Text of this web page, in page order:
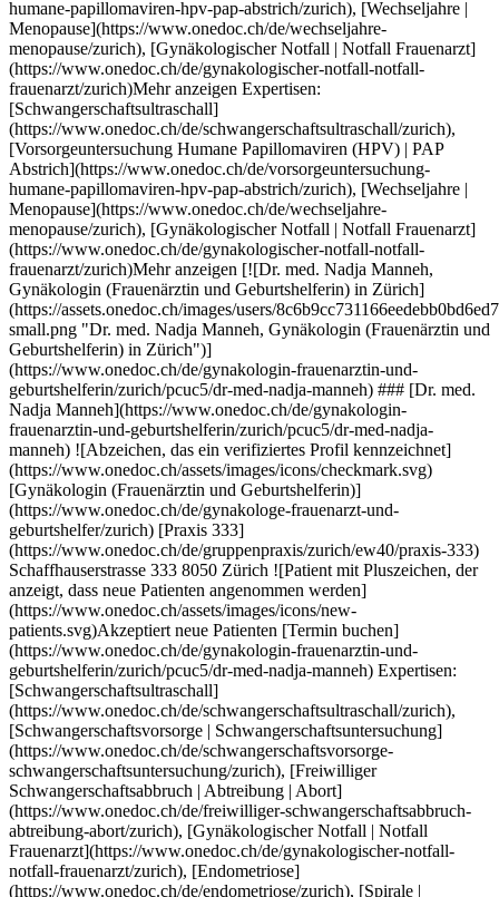
enarztin-und-geburtshelferin/zurich/pcuc5/dr-med-nadja-manneh) Expertisen:[Schwangerschaftsultraschall](https://www.onedoc.ch/de/schwangerschaftsultraschall/zurich), [Schwangerschaftsvorsorge | Schwangerschaftsuntersuchung](https://www.onedoc.ch/de/schwangerschaftsvorsorge-schwangerschaftsuntersuchung/zurich), [Freiwilliger Schwangerschaftsabbruch | Abtreibung | Abort](https://www.onedoc.ch/de/freiwilliger-schwangerschaftsabbruch-abtreibung-abort/zurich), [Gynäkologischer Notfall | Notfall Frauenarzt](https://www.onedoc.ch/de/gynakologischer-notfall-notfall-frauenarzt/zurich), [Endometriose](https://www.onedoc.ch/de/endometriose/zurich), [Spirale | Spiraleinlage | Intrauterinpessar (IUP)](https://www.onedoc.ch/de/spirale-spiraleinlage-intrauterinpessar-iup/zurich), [Vorsorgeuntersuchung Humane Papillomaviren (HPV) | PAP Abstrich](https://www.onedoc.ch/de/vorsorgeuntersuchung-humane-papillomaviren-hpv-pap-abstrich/zurich), [Wechseljahre | Menopause](https://www.onedoc.ch/de/wechseljahre-menopause/zurich), [Familienplanung](https://www.onedoc.ch/de/familienplanung/zurich)Mehr anzeigen Expertisen:[Schwangerschaftsultraschall](https://www.onedoc.ch/de/schwangerschaftsultraschall/zurich), [Schwangerschaftsvorsorge | Schwangerschaftsuntersuchung](https://www.onedoc.ch/de/schwangerschaftsvorsorge-schwangerschaftsuntersuchung/zurich), [Freiwilliger Schwangerschaftsabbruch | Abtreibung | Abort](https://www.onedoc.ch/de/freiwilliger-schwangerschaftsabbruch-abtreibung-abort/zurich), [Gynäkologischer Notfall | Notfall Frauenarzt](https://www.onedoc.ch/de/gynakologischer-notfall-notfall-frauenarzt/zurich), [Endometriose](https://www.onedoc.ch/de/endometriose/zurich), [Spirale | Spiraleinlage | Intrauterinpessar (IUP)](https://www.onedoc.ch/de/spirale-spiraleinlage-intrauterinpessar-iup/zurich), [Vorsorgeuntersuchung Humane Papillomaviren (HPV) | PAP Abstrich](https://www.onedoc.ch/de/vorsorgeuntersuchung-humane-papillomaviren-hpv-pap-abstrich/zurich), [Wechseljahre | Menopause](https://www.onedoc.ch/de/wechseljahre-menopause/zurich), [Familienplanung](https://www.onedoc.ch/de/familienplanung/zurich)Mehr anzeigen [![Frau Nicola Muhl, Gynäkologin (Frauenärztin und Geburtshelferin) in Zürich](https://assets.onedoc.ch/images/users/607441110e92ee0f72b0172353d59927d8709cee7ec8b0d3c59bd7e2bda54698-small.jpg "Frau Nicola Muhl, Gynäkologin (Frauenärztin und Geburtshelferin) in Zürich")](https://www.onedoc.ch/de/gynakologin-frauenarztin-und-geburtshelferin/zurich/pc1m3/nicola-muhl) ### [Frau Nicola Muhl](https://www.onedoc.ch/de/gynakologin-frauenarztin-und-geburtshelferin/zurich/pc1m3/nicola-muhl) ![Abzeichen, das ein verifiziertes Profil kennzeichnet](https://www.onedoc.ch/assets/images/icons/checkmark.svg) [Gynäkologin (Frauenärztin und Geburtshelferin)](https://www.onedoc.ch/de/gynakologe-frauenarzt-und-geburtshelfer/zurich) [Ärztezentrum Oerlikon](https://www.onedoc.ch/de/medizinisches-zentrum/zurich/ebegu/arztezentrum-oerlikon) Thurgauerstrasse 30 8050 Zürich ![Patient mit Pluszeichen, der anzeigt, dass neue Patienten angenommen werden](https://www.onedoc.ch/assets/images/icons/new-patients.svg)Akzeptiert neue Patienten [Termin buchen](https://www.onedoc.ch/de/gynakologin-frauenarztin-und-geburtshelferin/zurich/pc1m3/nicola-muhl) Expertisen:[Schwangerschaftsultraschall](https://www.onedoc.ch/de/schwangerschaftsultraschall/zurich), [Vorsorgeuntersuchung | Check up](https://www.onedoc.ch/de/vorsorgeuntersuchung-check-up/zurich), [Familienplanung](https://www.onedoc.ch/de/familienplanung/zurich), [Hormonanalyse](https://www.onedoc.ch/de/hormonanalyse/zurich), [Verhütung](https://www.onedoc.ch/de/verhutung/zurich), [Geburt](https://www.onedoc.ch/de/geburt/zurich), [Harnwegsinfektion | Zystitis | Blasenentzündung](https://www.onedoc.ch/de/harnwegsinfektion-zystitis-blasenentzundung/zurich), [Wechseljahre | Menopause](https://www.onedoc.ch/de/wechseljahre-menopause/zurich), [Schwangerschaftsvorsorge | Schwangerschaftsuntersuchung](https://www.onedoc.ch/de/schwangerschaftsvorsorge-schwangerschaftsuntersuchung/zurich)Mehr anzeigen Expertisen:[Schwangerschaftsultraschall](https://www.onedoc.ch/de/schwangerschaftsultraschall/zurich), [Vorsorgeuntersuchung | Check up](https://www.onedoc.ch/de/vorsorgeuntersuchung-check-up/zurich), [Familienplanung](https://www.onedoc.ch/de/familienplanung/zurich), [Hormonanalyse](https://www.onedoc.ch/de/hormonanalyse/zurich), [Verhütung](https://www.onedoc.ch/de/verhutung/zurich), [Geburt](https://www.onedoc.ch/de/geburt/zurich), [Harnwegsinfektion | Zystitis | Blasenentzündung](https://www.onedoc.ch/de/harnwegsinfektion-zystitis-blasenentzundung/zurich), [Wechseljahre | Menopause](https://www.onedoc.ch/de/wechseljahre-menopause/zurich), [Schwangerschaftsvorsorge | Schwangerschaftsuntersuchung](https://www.onedoc.ch/de/schwangerschaftsvorsorge-schwangerschaftsuntersuchung/zurich)Mehr anzeigen [![Dr. med. Angelika Assemi, Gynäkologin (Frauenärztin und Geburtshelferin) in Kloten](https://assets.onedoc.ch/images/users/77bd251fa7d3adc17066e55250265e5f476de50babcea85e8007404132365e4a.jpg "Dr. med. Angelika Assemi, Gynäkologin (Frauenärztin und Geburtshelferin) in Kloten")](https://www.onedoc.ch/de/gynakologin-frauenarztin-und-geburtshelferin/kloten/pc1i3/dr-med-angelika-assemi) ### [Dr. med. Angelika Assemi](https://www.onedoc.ch/de/gynakologin-frauenarztin-und-geburtshelferin/kloten/pc1i3/dr-med-angelika-assemi) ![Abzeichen, das ein verifiziertes Profil kennzeichnet](https://www.onedoc.ch/assets/images/icons/checkmark.svg) [Gynäkologin (Frauenärztin und Geburtshelferin)](https://www.onedoc.ch/de/gynakologe-frauenarzt-und-geburtshelfer/kloten) [Frauenärzte Kloten AG](https://www.onedoc.ch/de/medizinische-praxis/kloten/e876/frauenarzte-kloten-ag) Marktgasse 7 8302 Kloten ![Patient mit Pluszeichen, der anzeigt, dass neue Patienten angenommen werden](https://www.onedoc.ch/assets/images/icons/new-patients.svg)Akzeptiert neue Patienten [Termin buchen](https://www.onedoc.ch/de/gynakologin-frauenarztin-und-geburtshelferin/kloten/pc1i3/dr-med-angelika-assemi) Expertisen:[Schwangerschaftsultraschall](https://www.onedoc.ch/de/schwangerschaftsultraschall/kloten), [Vorsorgeuntersuchung | Check up](https://www.onedoc.ch/de/vorsorgeuntersuchung-check-up/kloten), [Hormonanalyse](https://www.onedoc.ch/de/hormonanalyse/kloten), [Verhütung](https://www.onedoc.ch/de/verhutung/kloten), [Kindergynäkologie | Jugendgynäkologie](https://www.onedoc.ch/de/kindergynakologie-jugendgynakologie/kloten), [Geburt](https://www.onedoc.ch/de/geburt/kloten), [4D Schwangerschaftsultraschall](https://www.onedoc.ch/de/4d-schwangerschaftsultraschall/kloten), [Bauchspiegelung | Laparoskopie](https://www.onedoc.ch/de/bauchspiegelung-laparoskopie/kloten), [Brustkrebs | Mammakarzinom](https://www.onedoc.ch/de/brustkrebs-mammakarzinom/kloten)Mehr anzeigen Expertisen:[Schwangerschaftsultraschall](https://www.onedoc.ch/de/schwangerschaftsultraschall/kloten), [Vorsorgeuntersuchung | Check up](https://www.onedoc.ch/de/vorsorgeuntersuchung-check-up/kloten), [Hormonanalyse](https://www.onedoc.ch/de/hormonanalyse/kloten), [Verhütung](https://www.onedoc.ch/de/verhutung/kloten), [Kindergynäkologie | Jugendgynäkologie](https://www.onedoc.ch/de/kindergynakologie-jugendgynakologie/kloten), [Geburt](https://www.onedoc.ch/de/geburt/kloten), [4D Schwangerschaftsultraschall](https://www.onedoc.ch/de/4d-schwangerschaftsultraschall/kloten), [Bauchspiegelung | Laparoskopie](https://www.onedoc.ch/de/bauchspiegelung-laparoskopie/kloten), [Brustkrebs | Mammakarzinom](https://www.onedoc.ch/de/brustkrebs-mammakarzinom/kloten)Mehr anzeigen [![Dr. med. Evelin Beizermann, Gynäkologin (Frauenärztin und Geburtshelferin) in Kloten](https://assets.onedoc.ch/images/users/2de6bcd2bae1c1a6b86922222cb939f2a660eb603c84a7e4d1846c3f31915bf4-small.jpg "Dr. med. Evelin Beizermann, Gynäkologin (Frauenärztin und Geburtshelferin) in Kloten")](https://www.onedoc.ch/de/gynakologin-frauenarztin-und-geburtshelferin/kloten/pc1i4/dr-med-evelin-beizermann) ### [Dr. med. Evelin Beizermann](https://www.onedoc.ch/de/gynakologin-frauenarztin-und-geburtshelferin/kloten/pc1i4/dr-med-evelin-beizermann) ![Abzeichen, das ein verifiziertes Profil kennzeichnet](https://www.onedoc.ch/assets/images/icons/checkmark.svg) [Gynäkologin (Frauenärztin und Geburtshelferin)](https://www.onedoc.ch/de/gynakologe-frauenarzt-und-geburtshelfer/kloten) [Frauenärzte Kloten AG](https://www.onedoc.ch/de/medizinische-praxis/kloten/e876/frauenarzte-kloten-ag) Marktgasse 7 8302 Kloten ![Patient mit Pluszeichen, der anzeigt, dass neue Patienten angenommen werden](https://www.onedoc.ch/assets/images/icons/new-patients.svg)Akzeptiert neue Patienten [Termin buchen](https://www.onedoc.ch/de/gynakologin-frauenarztin-und-geburtshelferin/kloten/pc1i4/dr-med-evelin-beizermann) Expertisen:[Schwangerschaftsultraschall](https://www.onedoc.ch/de/schwangerschaftsultraschall/kloten), [Vorsorgeuntersuchung | Check up](https://www.onedoc.ch/de/vorsorgeuntersuchung-check-up/kloten), [Hormonanalyse](https://www.onedoc.ch/de/hormonanalyse/kloten), [Verhütung](https://www.onedoc.ch/de/verhutung/kloten), [Kindergynäkologie | Jugendgynäkologie](https://www.onedoc.ch/de/kindergynakologie-jugendgynakologie/kloten), [Geburt](https://www.onedoc.ch/de/geburt/kloten), [4D Schwangerschaftsultraschall](https://www.onedoc.ch/de/4d-schwangerschaftsultraschall/kloten), [Bauchspiegelung | Laparoskopie](https://www.onedoc.ch/de/bauchspiegelung-laparoskopie/kloten), [Brustkrebs | Mammakarzinom](https://www.onedoc.ch/de/brustkrebs-mammakarzinom/kloten)Mehr anzeigen Expertisen:[Schwangerschaftsultraschall](https://www.onedoc.ch/de/schwangerschaftsultraschall/kloten), [Vorsorgeuntersuchung | Check up](https://www.onedoc.ch/de/vorsorgeuntersuchung-check-up/kloten), [Hormonanalyse](https://www.onedoc.ch/de/hormonanalyse/kloten), [Verhütung](https://www.onedoc.ch/de/verhutung/kloten), [Kindergynäkologie | Jugendgynäkologie](https://www.o